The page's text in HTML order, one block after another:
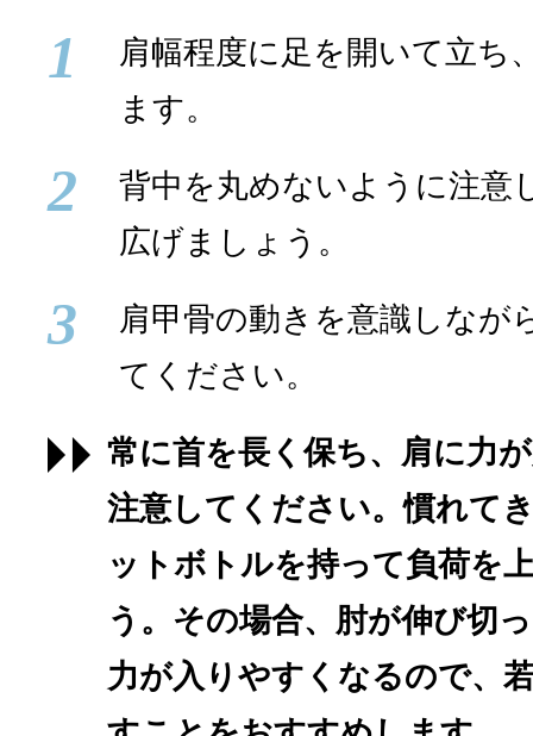
1
肩幅程度に足を開いて立ち
ます。
2
背中を丸めないように注意
広げましょう。
3
肩甲骨の動きを意識しなが
てください。
常に首を長く保ち、肩に力
注意してください。慣れて
ットボトルを持って負荷を
う。その場合、肘が伸び切
力が入りやすくなるので、